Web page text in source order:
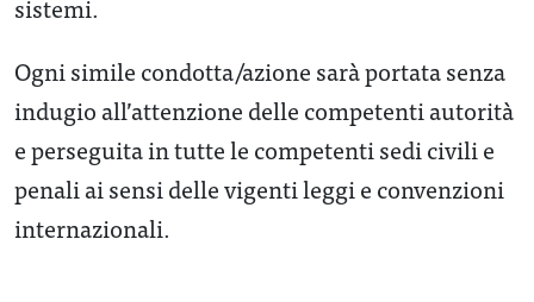
sistemi.
Ogni simile condotta/azione sarà portata senza
indugio all’attenzione delle competenti autorità
e perseguita in tutte le competenti sedi civili e
penali ai sensi delle vigenti leggi e convenzioni
internazionali.